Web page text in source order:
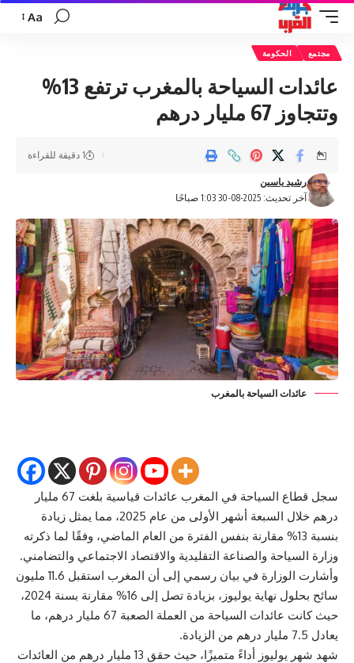
تغيير
Aa
مجتمع الحكومة
عائدات السياحة بالمغرب ترتفع 13%
وتتجاوز 67 مليار درهم
آخر تحديث: 2025-08-30 1:03 صباحًا
رشيد ياسين
1 دقيقة للقراءة
عائدات السياحة بالمغرب
سجل قطاع السياحة في المغرب عائدات قياسية بلغت 67 مليار
درهم خلال السبعة أشهر الأولى من عام 2025، مما يمثل زيادة
بنسبة 13% مقارنة بنفس الفترة من العام الماضي، وفقًا لما ذكرته
وزارة السياحة والصناعة التقليدية والاقتصاد الاجتماعي والتضامني.
وأشارت الوزارة في بيان رسمي إلى أن المغرب استقبل 11.6 مليون
سائح بحلول نهاية يوليوز، بزيادة تصل إلى 16% مقارنة بسنة 2024،
حيث كانت عائدات السياحة من العملة الصعبة 67 مليار درهم، ما
يعادل 7.5 مليار درهم من الزيادة.
شهد شهر يوليوز أداءً متميزًا، حيث حقق 13 مليار درهم من العائدات